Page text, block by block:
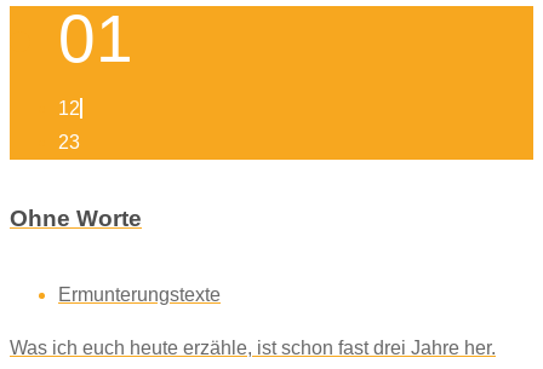
01
12
23
Ohne Worte
Ermunterungstexte
Was ich euch heute erzähle, ist schon fast drei Jahre her.